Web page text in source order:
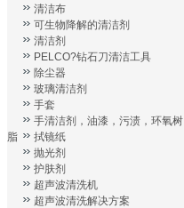
清洁布
可生物降解的清洁剂
清洁剂
PELCO?钻石刀清洁工具
除尘器
玻璃清洁剂
手套
手清洁剂，油漆，污渍，环氧树
脂
拭镜纸
抛光剂
护肤剂
超声波清洗机
超声波清洗解决方案